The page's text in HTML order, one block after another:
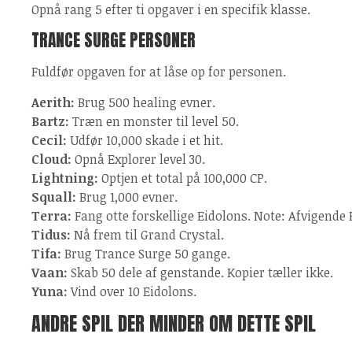
Opnå rang 5 efter ti opgaver i en specifik klasse.
TRANCE SURGE PERSONER
Fuldfør opgaven for at låse op for personen.
Aerith: Brug 500 healing evner.
Bartz: Træn en monster til level 50.
Cecil: Udfør 10,000 skade i et hit.
Cloud: Opnå Explorer level 30.
Lightning: Optjen et total på 100,000 CP.
Squall: Brug 1,000 evner.
Terra: Fang otte forskellige Eidolons. Note:
Tidus: Nå frem til Grand Crystal.
Tifa: Brug Trance Surge 50 gange.
Vaan: Skab 50 dele af genstande. Kopier tæller ikke.
Yuna:Vind over 10 Eidolons.
ANDRE SPIL DER MINDER OM DETTE SPIL